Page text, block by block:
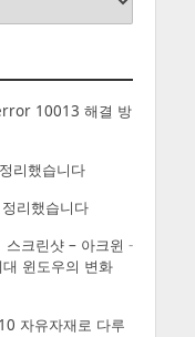
10013 해결 방
리했습니다
리했습니다
크린샷 – 아크윈 -
윈도우의 변화
자유자재로 다루